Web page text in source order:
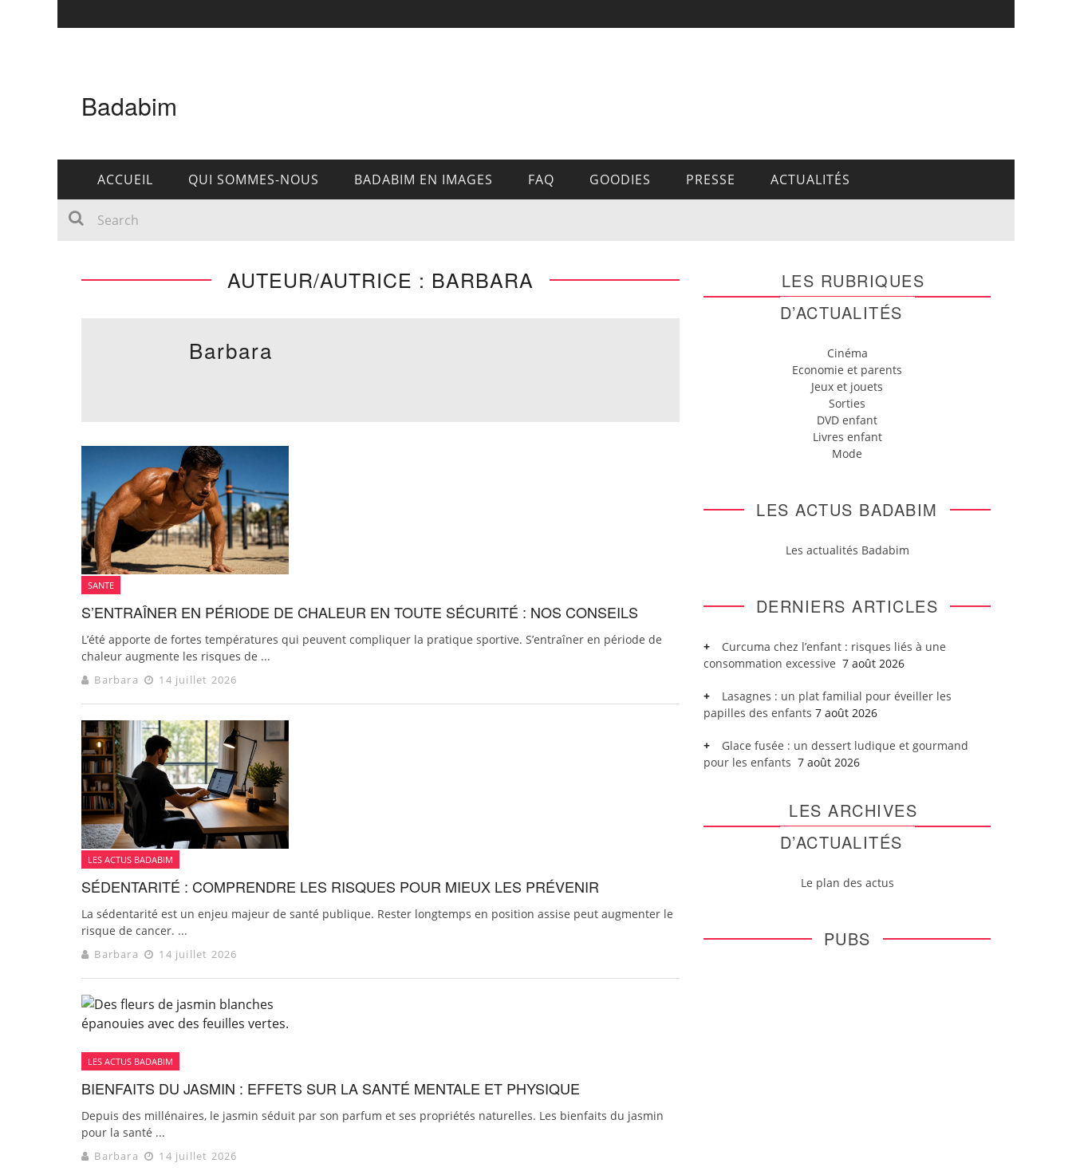
Badabim
ACCUEIL QUI SOMMES-NOUS BADABIM EN IMAGES FAQ GOODIES PRESSE ACTUALITÉS
AUTEUR/AUTRICE : BARBARA
Barbara
SANTE
S’ENTRAÎNER EN PÉRIODE DE CHALEUR EN TOUTE SÉCURITÉ : NOS CONSEILS
L’été apporte de fortes températures qui peuvent compliquer la pratique sportive. S’entraîner en période de
chaleur augmente les risques de ...
Barbara 14 juillet 2026
LES ACTUS BADABIM
SÉDENTARITÉ : COMPRENDRE LES RISQUES POUR MIEUX LES PRÉVENIR
La sédentarité est un enjeu majeur de santé publique. Rester longtemps en position assise peut augmenter le
risque de cancer. ...
Barbara 14 juillet 2026
LES ACTUS BADABIM
BIENFAITS DU JASMIN : EFFETS SUR LA SANTÉ MENTALE ET PHYSIQUE
Depuis des millénaires, le jasmin séduit par son parfum et ses propriétés naturelles. Les bienfaits du jasmin
pour la santé ...
Barbara 14 juillet 2026
LES RUBRIQUES
D’ACTUALITÉS
Cinéma
Economie et parents
Jeux et jouets
Sorties
DVD enfant
Livres enfant
Mode
LES ACTUS BADABIM
Les actualités Badabim
DERNIERS ARTICLES
Curcuma chez l’enfant : risques liés à une
consommation excessive 7 août 2026
Lasagnes : un plat familial pour éveiller les
papilles des enfants 7 août 2026
Glace fusée : un dessert ludique et gourmand
pour les enfants 7 août 2026
LES ARCHIVES
D’ACTUALITÉS
Le plan des actus
PUBS